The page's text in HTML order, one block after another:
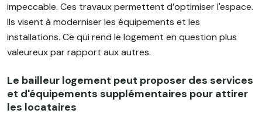
impeccable. Ces travaux permettent d’optimiser l'espace.
Ils visent à moderniser les équipements et les
installations. Ce qui rend le logement en question plus
valeureux par rapport aux autres.
Le bailleur logement peut proposer des services
et d'équipements supplémentaires pour attirer
les locataires